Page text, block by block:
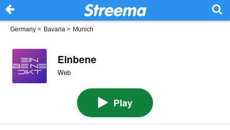
Germany > Bavaria > Munich
Einbene
Web
Play